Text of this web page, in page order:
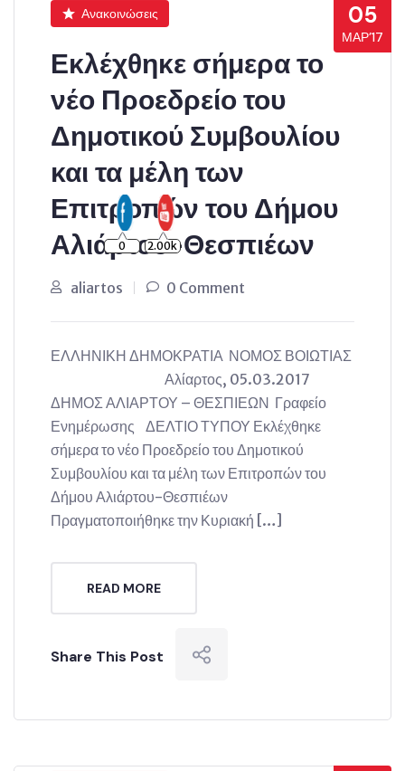
05
ΜΑΡ’17
Ανακοινώσεις
Εκλέχθηκε σήμερα το
νέο Προεδρείο του
Δημοτικού Συμβουλίου
και τα μέλη των
Επιτροπών του Δήμου
Αλιάρτου-Θεσπιέων
aliartos 0 Comment
ΕΛΛΗΝΙΚΗ ΔΗΜΟΚΡΑΤΙΑ ΝΟΜΟΣ ΒΟΙΩΤΙΑΣ
Αλίαρτος, 05.03.2017
ΔΗΜΟΣ ΑΛΙΑΡΤΟΥ – ΘΕΣΠΙΕΩΝ Γραφείο
Ενημέρωσης ΔΕΛΤΙΟ ΤΥΠΟΥ Εκλέχθηκε
σήμερα το νέο Προεδρείο του Δημοτικού
Συμβουλίου και τα μέλη των Επιτροπών του
Δήμου Αλιάρτου-Θεσπιέων
Πραγματοποιήθηκε την Κυριακή […]
READ MORE
Share This Post
0 2.00k